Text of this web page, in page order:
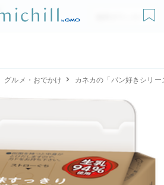
無料ダウンロード
グルメ・おでかけ カネカの「パン好きシリ